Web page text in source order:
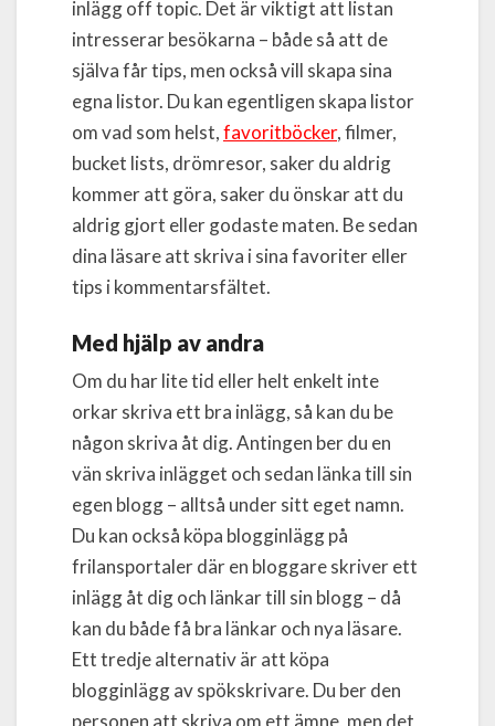
inlägg off topic. Det är viktigt att listan
intresserar besökarna – både så att de
själva får tips, men också vill skapa sina
egna listor. Du kan egentligen skapa listor
om vad som helst,favoritböcker, filmer,
bucket lists, drömresor, saker du aldrig
kommer att göra, saker du önskar att du
aldrig gjort eller godaste maten. Be sedan
dina läsare att skriva i sina favoriter eller
tips i kommentarsfältet.
Med hjälp av andra
Om du har lite tid eller helt enkelt inte
orkar skriva ett bra inlägg, så kan du be
någon skriva åt dig. Antingen ber du en
vän skriva inlägget och sedan länka till sin
egen blogg – alltså under sitt eget namn.
Du kan också köpa blogginlägg på
frilansportaler där en bloggare skriver ett
inlägg åt dig och länkar till sin blogg – då
kan du både få bra länkar och nya läsare.
Ett tredje alternativ är att köpa
blogginlägg av spökskrivare. Du ber den
personen att skriva om ett ämne, men det